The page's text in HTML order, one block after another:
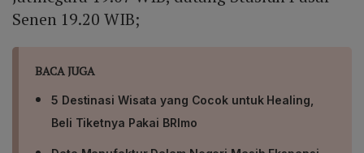
Senen 19.20 WIB;
BACA JUGA
5 Destinasi Wisata yang Cocok untuk Healing,
Beli Tiketnya Pakai BRImo